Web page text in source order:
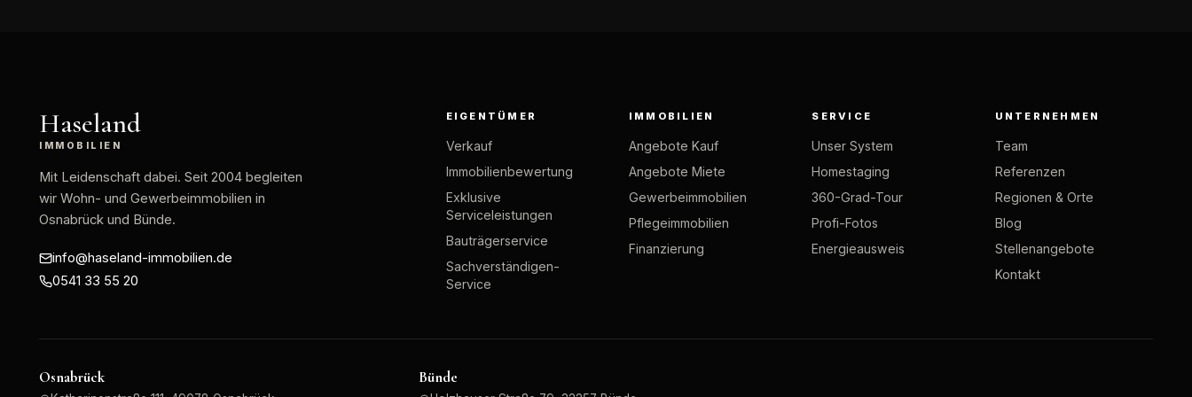
Haseland
IMMOBILIEN
Mit Leidenschaft dabei. Seit 2004 begleiten
wir Wohn- und Gewerbeimmobilien in
Osnabrück und Bünde.
info@haseland-immobilien.de
0541 33 55 20
EIGENTÜMER
Verkauf
Immobilienbewertung
Exklusive
Serviceleistungen
Bauträgerservice
Sachverständigen-
Service
IMMOBILIEN
Angebote Kauf
Angebote Miete
Gewerbeimmobilien
Pflegeimmobilien
Finanzierung
SERVICE
Unser System
Homestaging
360-Grad-Tour
Profi-Fotos
Energieausweis
UNTERNEHMEN
Team
Referenzen
Regionen & Orte
Blog
Stellenangebote
Kontakt
Osnabrück Bünde